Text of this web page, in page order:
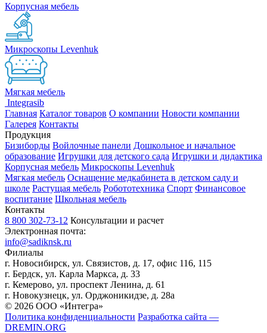
Корпусная мебель
Микроскопы Levenhuk
Мягкая мебель
Integrasib
Главная Каталог товаров О компании Новости компании
Галерея Контакты
Продукция
Бизиборды Войлочные панели Дошкольное и начальное
образование Игрушки для детского сада Игрушки и дидактика
Корпусная мебель Микроскопы Levenhuk
Мягкая мебель Оснащение медкабинета в детском саду и
школе Растущая мебель Робототехника Спорт Финансовое
воспитание Школьная мебель
Контакты
8 800 302-73-12 Консультации и расчет
Электронная почта:
info@sadiknsk.ru
Филиалы
г. Новосибирск, ул. Связистов, д. 17, офис 116, 115
г. Бердск, ул. Карла Маркса, д. 33
г. Кемерово, ул. проспект Ленина, д. 61
г. Новокузнецк, ул. ​Орджоникидзе, д. 28а
© 2026 ООО «Интегра»
Политика конфиденциальности Разработка сайта —
DREMIN.ORG